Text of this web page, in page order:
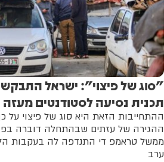
"סוג של פיצוי": ישראל
תכנית נסיעה לסטודנטים מעזה
ההתחייבות הזאת היא סוג של פיצוי על
ההגירה של עזתים שבהתחלה דוברה
ממשל טראמפ די התנדפה לה בעקבות
ערב